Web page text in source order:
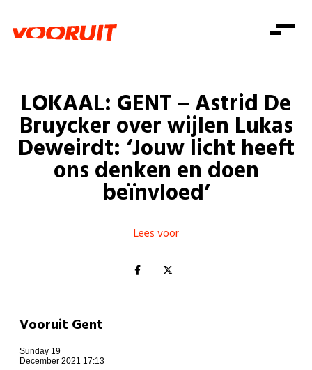
Zorg
Gelijke kansen
Welzijn
Consumentenbescherming
Pensioenen
Onze mensen
Standpunten
Vacatures
Doe mee
Doe mee
Word lid
Mis niets
Shop
Login
Login
Doe mee
LOKAAL: GENT – Astrid De
Bruycker over wijlen Lukas
Deweirdt: ‘Jouw licht heeft
ons denken en doen
beïnvloed’
Lees voor
Vooruit Gent
Sunday 19
December 2021 17:13